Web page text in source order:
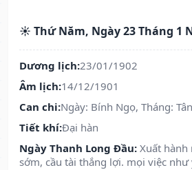
☀️ Thứ Năm, Ngày 23 Tháng 1
Dương lịch:23/01/1902
Âm lịch:14/12/1901
Can chi:Ngày: Bính Ngọ, Tháng:
Tiết khí:Đại hàn
Ngày Thanh Long Đầu: Xuất hành
sớm, cầu tài thắng lợi. mọi việc như